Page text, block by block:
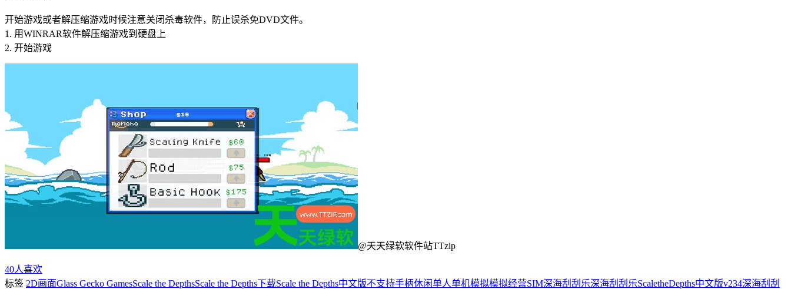
开始游戏或者解压缩游戏时候注意关闭杀毒软件，防止误杀免DVD文件。
1. 用WINRAR软件解压缩游戏到硬盘上
2. 开始游戏
@天天绿软软件站TTzip
40人喜欢
标签 2D画面Glass Gecko GamesScale the DepthsScale the Depths下载Scale the Depths中文版不支持手柄休闲单人单机模拟模拟经营SIM深海刮刮乐深海刮刮乐ScaletheDepths中文版v234深海刮刮